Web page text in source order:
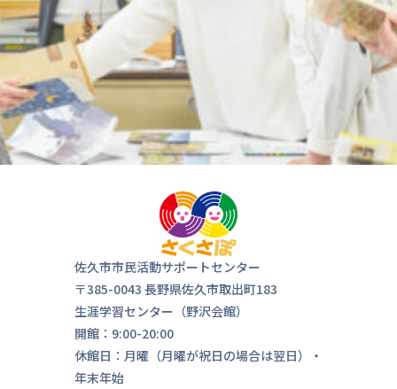
佐久市市民活動サポートセンター
〒385-0043 長野県佐久市取出町183
生涯学習センター（野沢会館）
開館：9:00-20:00
休館日：月曜（月曜が祝日の場合は翌日）・
年末年始